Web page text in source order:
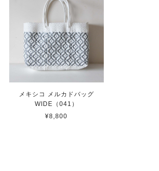
メキシコ メルカドバッグ
WIDE（041）
¥8,800